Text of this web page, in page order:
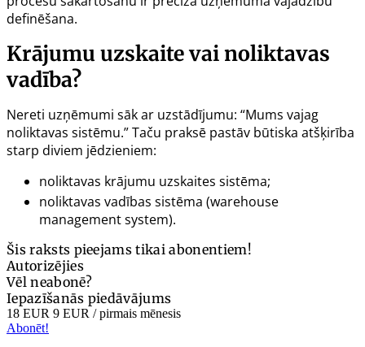
definēšana.
Krājumu uzskaite vai noliktavas
vadība?
Nereti uzņēmumi sāk ar uzstādījumu: “Mums vajag
noliktavas sistēmu.” Taču praksē pastāv būtiska atšķirība
starp diviem jēdzieniem:
noliktavas krājumu uzskaites sistēma;
noliktavas vadības sistēma (warehouse
management system).
Šis raksts pieejams tikai abonentiem!
Autorizējies
Vēl neabonē?
Iepazīšanās piedāvājums
18 EUR 9 EUR / pirmais mēnesis
Abonēt!